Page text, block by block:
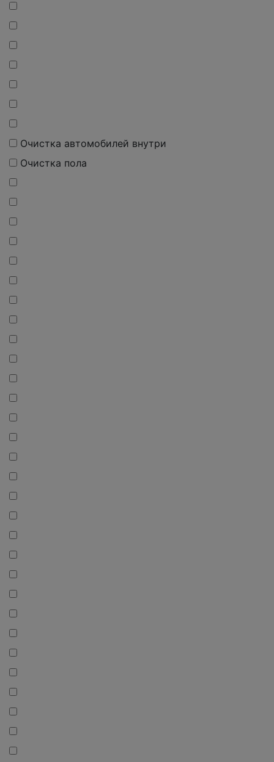
Очистка автомобилей внутри
Очистка пола